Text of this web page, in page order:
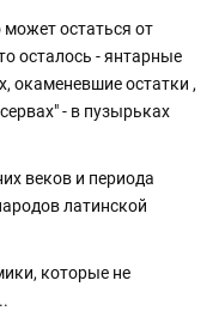
остаться от
осталось - янтарные
окаменевшие остатки ,
- в пузырьках
веков и периода
латинской
которые не